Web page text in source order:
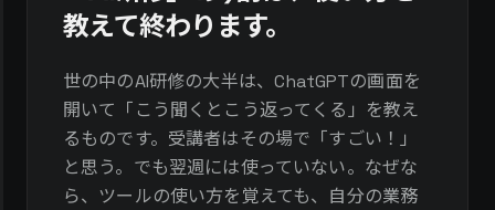
教えて終わります。
世の中のAI研修の大半は、ChatGPTの画面を
開いて「こう聞くとこう返ってくる」を教え
るものです。受講者はその場で「すごい！」
と思う。でも翌週には使っていない。なぜな
ら、ツールの使い方を覚えても、自分の業務